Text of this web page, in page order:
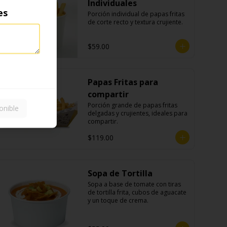
Individuales
Porción individual de papas fritas
de corte recto y textura crujiente.
$59.00
Papas Fritas para
compartir
Porción grande de papas fritas
delgadas y crujientes, ideales para
compartir.
$119.00
Sopa de Tortilla
Sopa a base de tomate con tiras
de tortilla frita, cubos de aguacate
y un toque de crema.